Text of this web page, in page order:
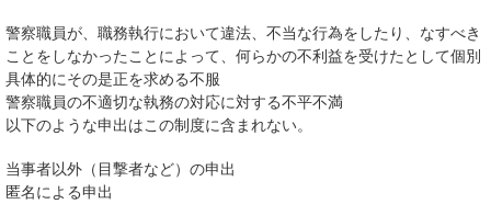
警察職員が、職務執行において違法、不当な行為をしたり、なすべき
ことをしなかったことによって、何らかの不利益を受けたとして個別
具体的にその是正を求める不服
警察職員の不適切な執務の対応に対する不平不満
以下のような申出はこの制度に含まれない。
当事者以外（目撃者など）の申出
匿名による申出